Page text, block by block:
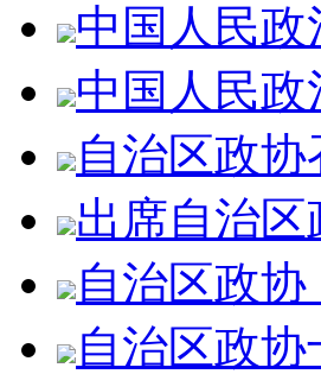
中国人民
中国人民
自治区政
出席自治
自治区政
自治区政